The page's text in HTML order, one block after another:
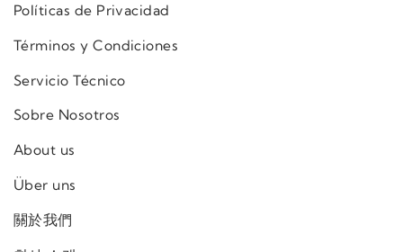
Políticas de Privacidad
Términos y Condiciones
Servicio Técnico
Sobre Nosotros
About us
Über uns
關於我們